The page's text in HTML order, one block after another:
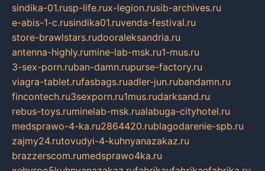
sindika-01.rusp-life.rux-legion.rusib-archives.ru
e-abis-1-c.rusindika01.ruvenda-festival.ru
store-brawlstars.rudooraleksandria.ru
antenna-highly.rumine-lab-msk.ru1-mus.ru
3-sex-porn.ruban-damn.rupurse-factory.ru
viagra-tablet.rufasbags.ruadler-jun.rubandamn.ru
fincontech.ru3sexporn.ru1mus.rudarksand.ru
rebus-toys.ruminelab-msk.rualabuga-cityhotel.ru
medsprawo-4-ka.ru2864420.rublagodarenie-spb.ru
zajmy24.rutovudyi-4-kuhnyanazakaz.ru
brazzerscom.rumedsprawo4ka.ru